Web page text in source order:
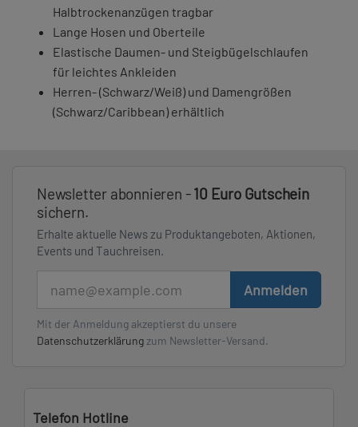
Halbtrockenanzügen tragbar
Lange Hosen und Oberteile
Elastische Daumen- und Steigbügelschlaufen
für leichtes Ankleiden
Herren- (Schwarz/Weiß) und Damengrößen
(Schwarz/Caribbean) erhältlich
Newsletter abonnieren -10 Euro Gutschein
sichern.
Erhalte aktuelle News zu Produktangeboten, Aktionen,
Events und Tauchreisen.
Anmelden
Mit der Anmeldung akzeptierst du unsere
Datenschutzerklärung zum Newsletter-Versand.
Telefon Hotline